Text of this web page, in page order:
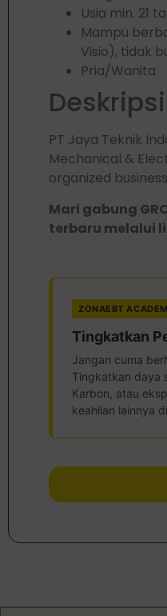
Usia min. 21
Mampu
Visio), tidak
Pria/Wanita
PT Jaya Teknik
Mechanical &
organized
Mari gabung
terbaru melalui
ZONAEBT
Tingkatkan
Jangan cuma
Tingkatkan daya
Karbon, atau
keahlian lainnya